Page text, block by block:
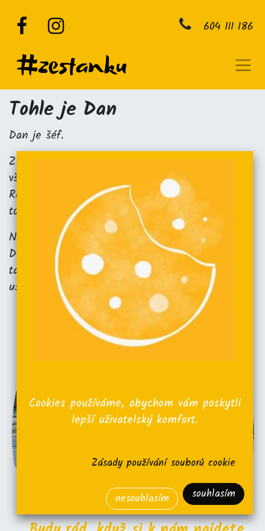
604 111 186
Tohle je Dan
Dan je šéf.
Začal s vařením pro rodinu a přátele, kde mu
všichni trhali ruce za to, jak dobrý to bylo.
Rozhodl se tedy pro založení #zestanku. A ono
to funguje. :)
Nic z toho, co tu vidíte, by ale nevzniklo bez
Danovy úžasné ženy. Dan miluje svou rodinu a
taky miluje kapelu Queen. :D Proto ji tak často
uslyšíte hrát přímo #zestanku.
Cookies používáme, abychom vám poskytli
lepší uživatelský komfort.
Zásady používání souborů cookie
nesouhlasím souhlasím